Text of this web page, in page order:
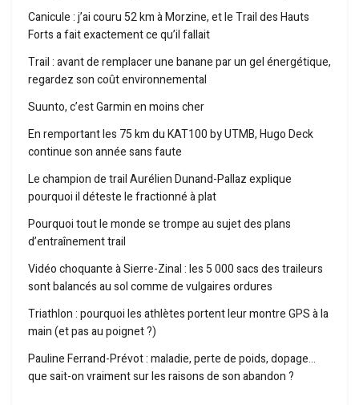
Canicule : j’ai couru 52 km à Morzine, et le Trail des Hauts
Forts a fait exactement ce qu’il fallait
Trail : avant de remplacer une banane par un gel énergétique,
regardez son coût environnemental
Suunto, c’est Garmin en moins cher
En remportant les 75 km du KAT100 by UTMB, Hugo Deck
continue son année sans faute
Le champion de trail Aurélien Dunand-Pallaz explique
pourquoi il déteste le fractionné à plat
Pourquoi tout le monde se trompe au sujet des plans
d’entraînement trail
Vidéo choquante à Sierre-Zinal : les 5 000 sacs des traileurs
sont balancés au sol comme de vulgaires ordures
Triathlon : pourquoi les athlètes portent leur montre GPS à la
main (et pas au poignet ?)
Pauline Ferrand-Prévot : maladie, perte de poids, dopage…
que sait-on vraiment sur les raisons de son abandon ?